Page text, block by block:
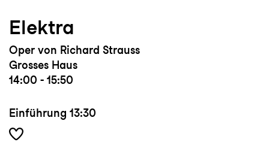
Elektra
Oper von Richard Strauss
Grosses Haus
14:00 - 15:50
Einführung 13:30